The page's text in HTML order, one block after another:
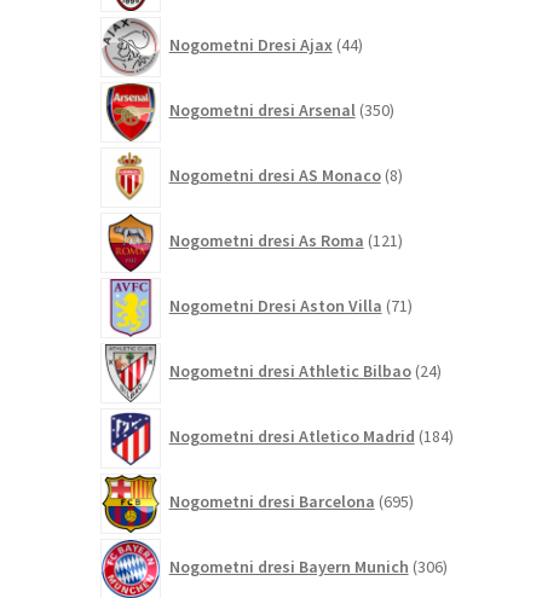
Nogometni Dresi Ajax 44izdelkov
Nogometni dresi Arsenal 350izdelkov
Nogometni dresi AS Monaco 8izdelkov
Nogometni dresi As Roma 121izdelkov
Nogometni Dresi Aston Villa 71izdelkov
Nogometni dresi Athletic Bilbao 24izdelkov
Nogometni dresi Atletico Madrid 184izdelkov
Nogometni dresi Barcelona 695izdelkov
Nogometni dresi Bayern Munich 306izdelkov